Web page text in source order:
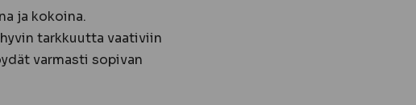
ja kokoina.
tarkkuutta vaativiin
varmasti sopivan